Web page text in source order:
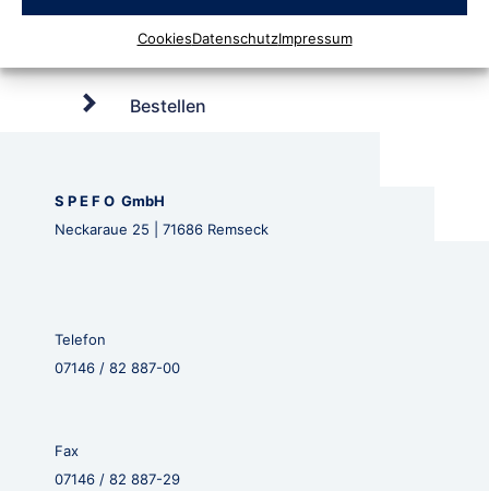
CookiesDatenschutzImpressum
Bestellen
S P E F O GmbH
Neckaraue 25 | 71686 Remseck
Telefon
07146 / 82 887-00
Fax
07146 / 82 887-29